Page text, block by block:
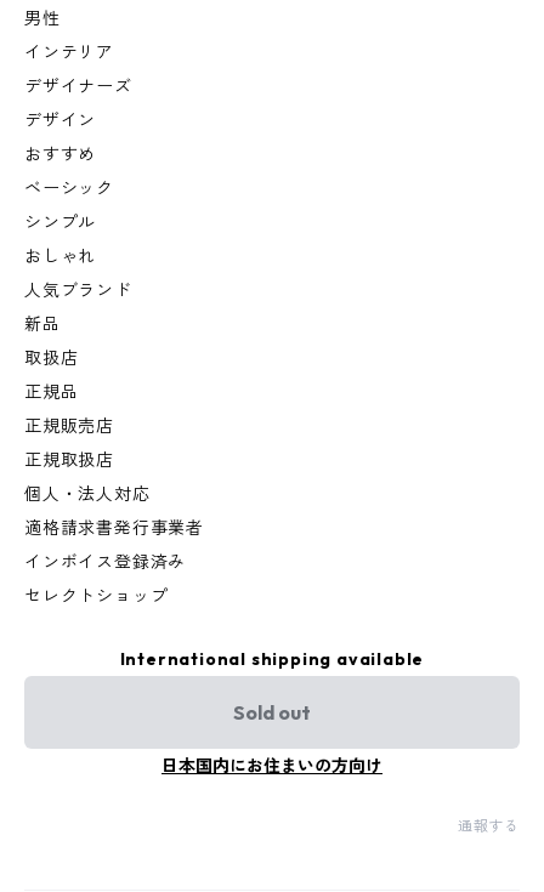
男性
インテリア
デザイナーズ
デザイン
おすすめ
ベーシック
シンプル
おしゃれ
人気ブランド
新品
取扱店
正規品
正規販売店
正規取扱店
個人・法人対応
適格請求書発行事業者
インボイス登録済み
セレクトショップ
International shipping available
Sold out
日本国内にお住まいの方向け
通報する